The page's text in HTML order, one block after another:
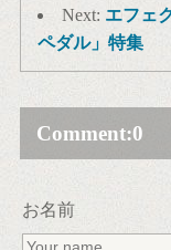
Next: エフェ
ペダル」特集
Comment:0
お名前